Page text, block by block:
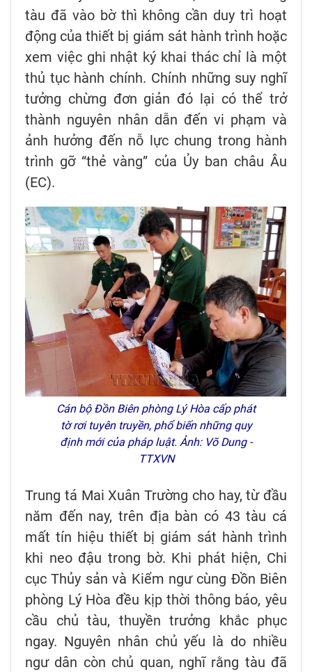
tàu đã vào bờ thì không cần duy trì hoạt
động của thiết bị giám sát hành trình hoặc
xem việc ghi nhật ký khai thác chỉ là một
thủ tục hành chính. Chính những suy nghĩ
tưởng chừng đơn giản đó lại có thể trở
thành nguyên nhân dẫn đến vi phạm và
ảnh hưởng đến nỗ lực chung trong hành
trình gỡ “thẻ vàng” của Ủy ban châu Âu
(EC).
Cán bộ Đồn Biên phòng Lý Hòa cấp phát
tờ rơi tuyên truyền, phổ biến những quy
định mới của pháp luật. Ảnh: Võ Dung -
TTXVN
Trung tá Mai Xuân Trường cho hay, từ đầu
năm đến nay, trên địa bàn có 43 tàu cá
mất tín hiệu thiết bị giám sát hành trình
khi neo đậu trong bờ. Khi phát hiện, Chi
cục Thủy sản và Kiểm ngư cùng Đồn Biên
phòng Lý Hòa đều kịp thời thông báo, yêu
cầu chủ tàu, thuyền trưởng khắc phục
ngay. Nguyên nhân chủ yếu là do nhiều
ngư dân còn chủ quan, nghĩ rằng tàu đã